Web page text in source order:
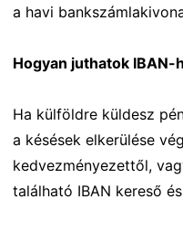
a havi
Hogyan juthatok
Ha külföldre küldesz
a késések elkerülése
kedvezményezettől,
található IBAN kereső